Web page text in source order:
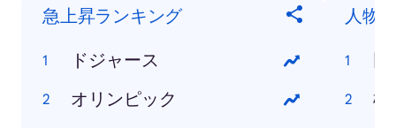
急上昇ランキング
ドジャース
オリンピック
人物
松